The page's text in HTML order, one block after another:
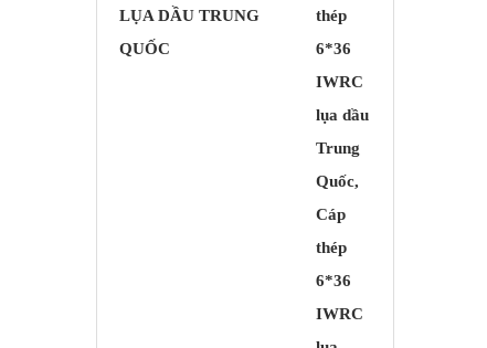
LỤA DẦU TRUNG
QUỐC